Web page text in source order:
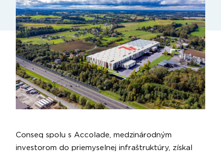
Conseq spolu s Accolade, medzinárodným
investorom do priemyselnej infraštruktúry, získal